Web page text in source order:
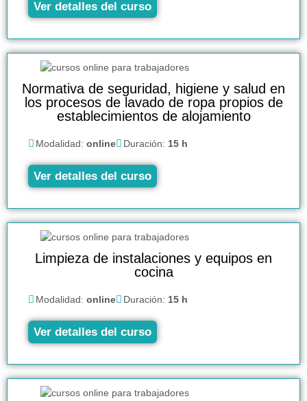
Ver detalles del curso
Normativa de seguridad, higiene y salud en
los procesos de lavado de ropa propios de
establecimientos de alojamiento
Modalidad: online Duración: 15 h
Ver detalles del curso
Limpieza de instalaciones y equipos en
cocina
Modalidad: online Duración: 15 h
Ver detalles del curso